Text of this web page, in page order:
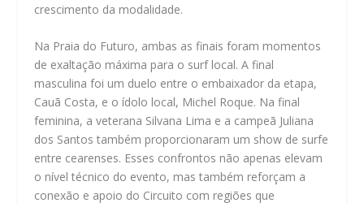
crescimento da modalidade.
Na Praia do Futuro, ambas as finais foram momentos
de exaltação máxima para o surf local. A final
masculina foi um duelo entre o embaixador da etapa,
Cauã Costa, e o ídolo local, Michel Roque. Na final
feminina, a veterana Silvana Lima e a campeã Juliana
dos Santos também proporcionaram um show de surfe
entre cearenses. Esses confrontos não apenas elevam
o nível técnico do evento, mas também reforçam a
conexão e apoio do Circuito com regiões que